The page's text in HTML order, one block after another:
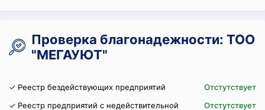
Проверка благонадежности: ТОО
"МЕГАУЮТ"
✓ Реестр бездействующих предприятий
Отстутствует
✓ Реестр предприятий с недействительной
Отстутствует